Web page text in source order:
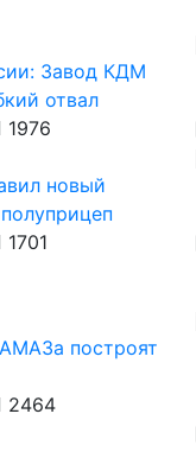
Завод КДМ
отвал
1976
новый
1701
построят
2464